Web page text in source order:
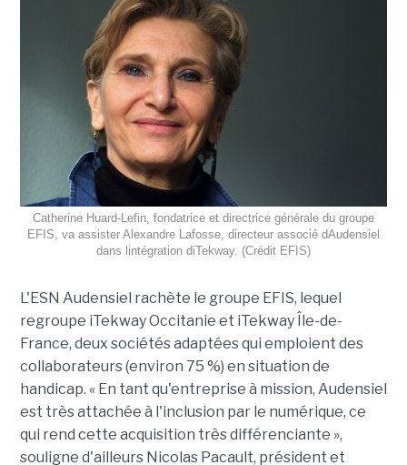
Catherine Huard-Lefin, fondatrice et directrice générale du groupe
EFIS, va assister Alexandre Lafosse, directeur associé dAudensiel
dans lintégration diTekway. (Crédit EFIS)
L'ESN Audensiel rachète le groupe EFIS, lequel
regroupe iTekway Occitanie et iTekway Île-de-
France, deux sociétés adaptées qui emploient des
collaborateurs (environ 75 %) en situation de
handicap. « En tant qu'entreprise à mission, Audensiel
est très attachée à l'inclusion par le numérique, ce
qui rend cette acquisition très différenciante »,
souligne d'ailleurs Nicolas Pacault, président et